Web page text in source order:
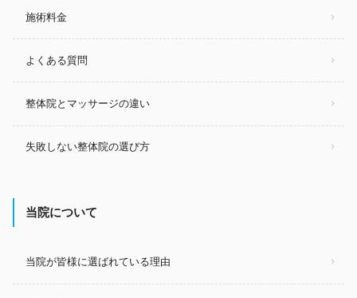
施術料金
よくある質問
整体院とマッサージの違い
失敗しない整体院の選び方
当院について
当院が皆様に選ばれている理由